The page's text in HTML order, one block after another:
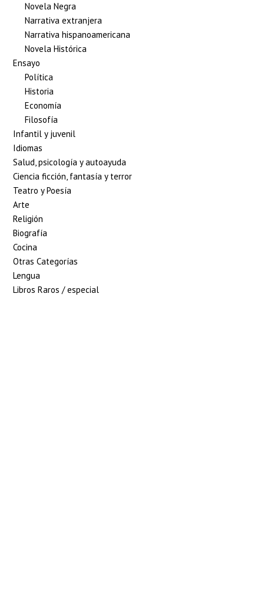
Novela Negra
Narrativa extranjera
Narrativa hispanoamericana
Novela Histórica
Ensayo
Política
Historia
Economía
Filosofía
Infantil y juvenil
Idiomas
Salud, psicología y autoayuda
Ciencia ficción, fantasía y terror
Teatro y Poesía
Arte
Religión
Biografía
Cocina
Otras Categorías
Lengua
Libros Raros / especial